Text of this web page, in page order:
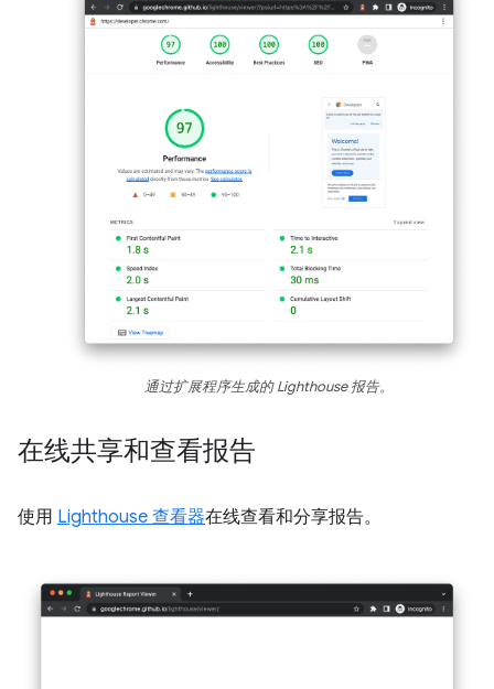
通过扩展程序生成的 Lighthouse 报告。
在线共享和查看报告
使用 Lighthouse 查看器在线查看和分享报告。